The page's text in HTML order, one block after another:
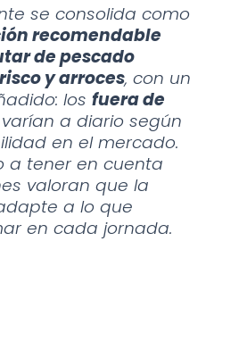
se consolida como
recomendable
de pescado
y arroces, con un
los fuera de
a diario según
en el mercado.
a tener en cuenta
valoran que la
a lo que
en cada jornada.